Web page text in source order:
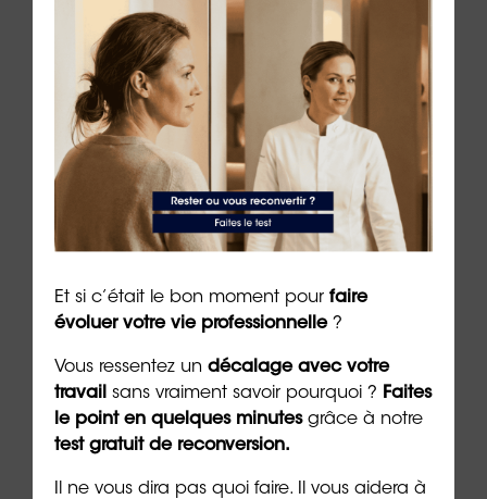
étapes de votrereconversion en toute confiance.
N’ayez pas peur de vous lancer dans cette nouvelle
aventure professionnelle. La reconversion peut
être une opportunité incroyable pour vous
épanouir dans une carrière qui vous correspond
vraiment. Avec la bonne planification et le soutien
adéquat, vous pourrez réussir votre transition
professionnelle avec succès.
Et si c’était le bon moment pour faire
évoluer votre vie professionnelle?
Vous ressentez un décalage avec votre
travail sans vraiment savoir pourquoi ? Faites
le point en quelques minutesgrâce à notre
test gratuit de reconversion.
Il ne vous dira pas quoi faire. Il vous aidera à